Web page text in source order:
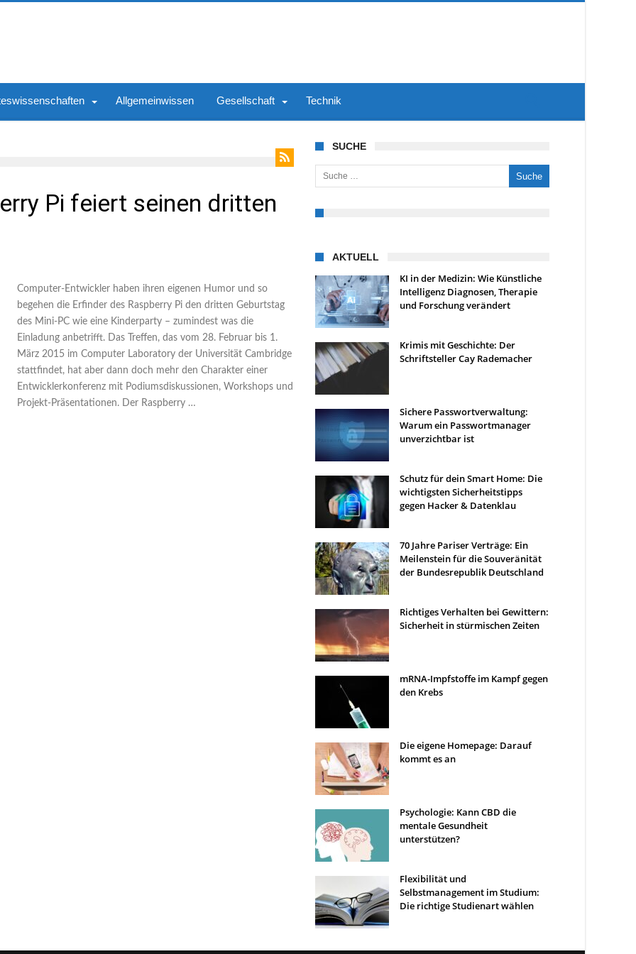
Allgemeinwissen Gesellschaft Technik
Pi feiert seinen dritten
Computer-Entwickler haben ihren eigenen Humor und so
begehen die Erfinder des Raspberry Pi den dritten Geburtstag
des Mini-PC wie eine Kinderparty – zumindest was die
Einladung anbetrifft. Das Treffen, das vom 28. Februar bis 1.
März 2015 im Computer Laboratory der Universität Cambridge
stattfindet, hat aber dann doch mehr den Charakter einer
Entwicklerkonferenz mit Podiumsdiskussionen, Workshops und
Projekt-Präsentationen. Der Raspberry …
SUCHE
Suche nach:
AKTUELL
KI in der Medizin: Wie Künstliche
Intelligenz Diagnosen, Therapie
und Forschung verändert
Krimis mit Geschichte: Der
Schriftsteller Cay Rademacher
Sichere Passwortverwaltung:
Warum ein Passwortmanager
unverzichtbar ist
Schutz für dein Smart Home: Die
wichtigsten Sicherheitstipps
gegen Hacker & Datenklau
70 Jahre Pariser Verträge: Ein
Meilenstein für die Souveränität
der Bundesrepublik Deutschland
Richtiges Verhalten bei Gewittern:
Sicherheit in stürmischen Zeiten
mRNA-Impfstoffe im Kampf gegen
den Krebs
Die eigene Homepage: Darauf
kommt es an
Psychologie: Kann CBD die
mentale Gesundheit
unterstützen?
Flexibilität und
Selbstmanagement im Studium:
Die richtige Studienart wählen